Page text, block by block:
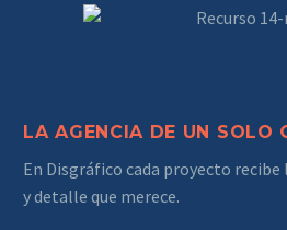
LA AGENCIA DE UN SOLO
En Disgráfico cada proyecto
y detalle que merece.